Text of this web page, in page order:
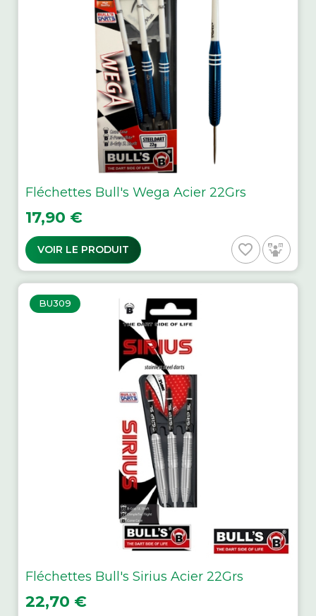
Fléchettes Bull's Wega Acier 22Grs
Prix
17,90 €
VOIR LE PRODUIT favorite_border
BU309
Fléchettes Bull's Sirius Acier 22Grs
Prix
22,70 €